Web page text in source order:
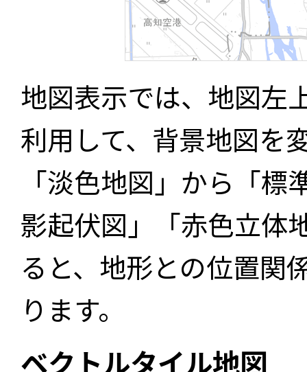
地図表示では、地図左
利用して、背景地図を
「淡色地図」から「
影起伏図」「赤色立体
ると、地形との位置関
ります。
ベクトルタイル地図